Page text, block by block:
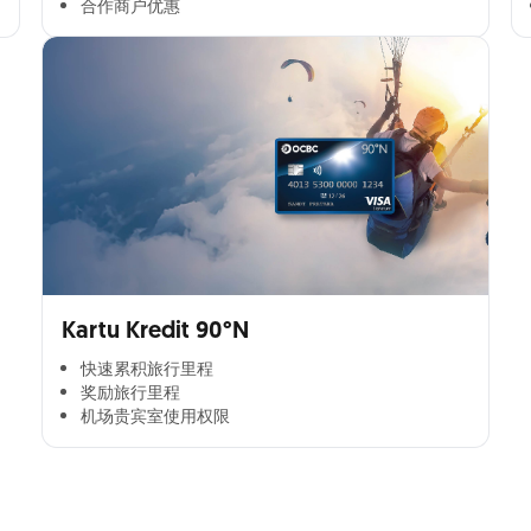
合作商户优惠​
Kartu Kredit 90°N
快速累积旅行里程​
奖励旅行里程​
机场贵宾室使用权限​